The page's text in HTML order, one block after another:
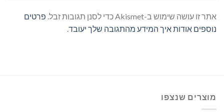
אתר זו עושה שימוש ב-Akismet כדי לסנן תגובות זבל.
פרטים
נוספים אודות איך המידע מהתגובה שלך יעובד.
מוצרים שנצפו